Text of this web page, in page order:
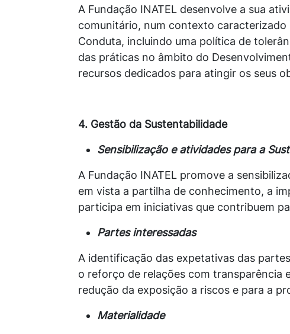
A Fundação INATEL desenvolve a sua
comunitário, num contexto caracterizado
Conduta, incluindo uma política de
das práticas no âmbito do
recursos dedicados para atingir os seus
4. Gestão da Sustentabilidade
Sensibilização e atividades para a
A Fundação INATEL promove a
em vista a partilha de conhecimento, a
participa em iniciativas que contribuem
Partes interessadas
A identificação das expetativas das
o reforço de relações com transparência
redução da exposição a riscos e para a
Materialidade